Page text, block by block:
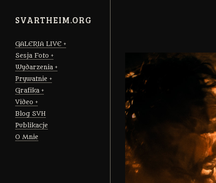
SVARTHEIM.ORG
GALERIA LIVE
Sesja Foto
Wydarzenia
Prywatnie
Grafika
Video
Blog SVH
Publikacje
O Mnie